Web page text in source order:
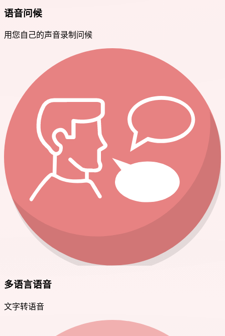
语音问候
用您自己的声音录制问候
多语言语音
文字转语音